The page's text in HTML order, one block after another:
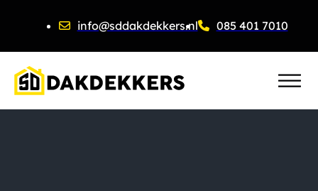
info@sddakdekkers.nl 085 401 7010